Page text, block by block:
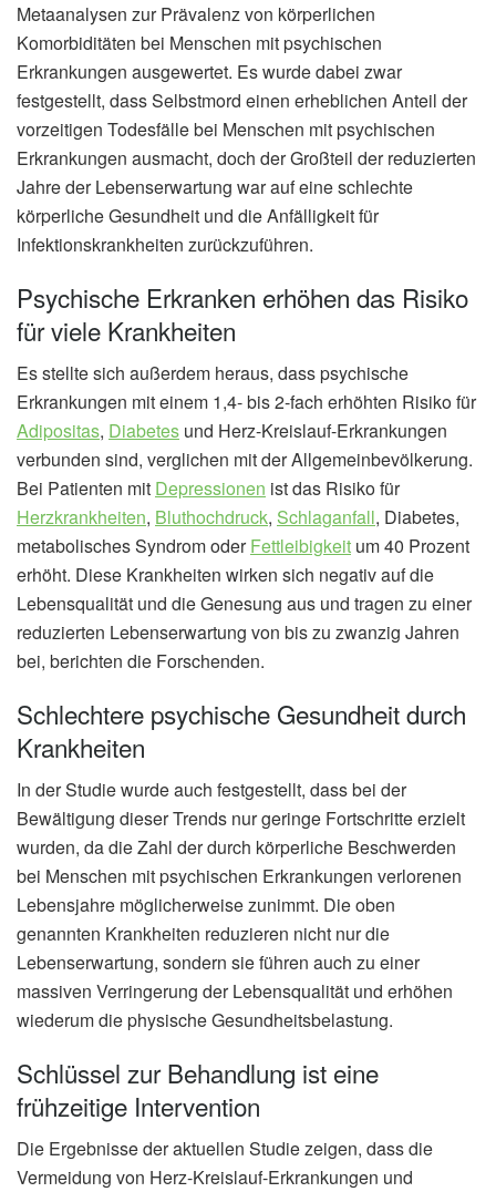
Metaanalysen zur Prävalenz von körperlichen
Komorbiditäten bei Menschen mit psychischen
Erkrankungen ausgewertet. Es wurde dabei zwar
festgestellt, dass Selbstmord einen erheblichen Anteil der
vorzeitigen Todesfälle bei Menschen mit psychischen
Erkrankungen ausmacht, doch der Großteil der reduzierten
Jahre der Lebenserwartung war auf eine schlechte
körperliche Gesundheit und die Anfälligkeit für
Infektionskrankheiten zurückzuführen.
Psychische Erkranken erhöhen das Risiko
für viele Krankheiten
Es stellte sich außerdem heraus, dass psychische
Erkrankungen mit einem 1,4- bis 2-fach erhöhten Risiko für
Adipositas, Diabetes und Herz-Kreislauf-Erkrankungen
verbunden sind, verglichen mit der Allgemeinbevölkerung.
Bei Patienten mit Depressionen ist das Risiko für
Herzkrankheiten, Bluthochdruck, Schlaganfall, Diabetes,
metabolisches Syndrom oderFettleibigkeit um 40 Prozent
erhöht. Diese Krankheiten wirken sich negativ auf die
Lebensqualität und die Genesung aus und tragen zu einer
reduzierten Lebenserwartung von bis zu zwanzig Jahren
bei, berichten die Forschenden.
Schlechtere psychische Gesundheit durch
Krankheiten
In der Studie wurde auch festgestellt, dass bei der
Bewältigung dieser Trends nur geringe Fortschritte erzielt
wurden, da die Zahl der durch körperliche Beschwerden
bei Menschen mit psychischen Erkrankungen verlorenen
Lebensjahre möglicherweise zunimmt. Die oben
genannten Krankheiten reduzieren nicht nur die
Lebenserwartung, sondern sie führen auch zu einer
massiven Verringerung der Lebensqualität und erhöhen
wiederum die physische Gesundheitsbelastung.
Schlüssel zur Behandlung ist eine
frühzeitige Intervention
Die Ergebnisse der aktuellen Studie zeigen, dass die
Vermeidung von Herz-Kreislauf-Erkrankungen und